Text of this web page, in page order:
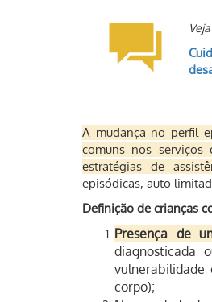
A mudança no perfil
comuns nos serviços
estratégias de
episódicas, auto
Definição de crianças
Presença de
diagnosticada
vulnerabilidade
corpo);